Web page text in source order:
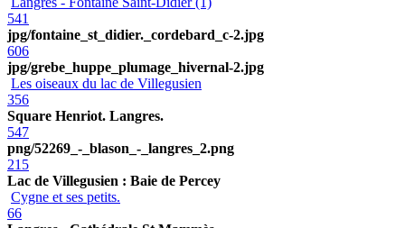
541
jpg/fontaine_st_didier._cordebard_c-2.jpg
606
jpg/grebe_huppe_plumage_hivernal-2.jpg
Les oiseaux du lac de Villegusien
356
Square Henriot. Langres.
547
png/52269_-_blason_-_langres_2.png
215
Lac de Villegusien : Baie de Percey
Cygne et ses petits.
66